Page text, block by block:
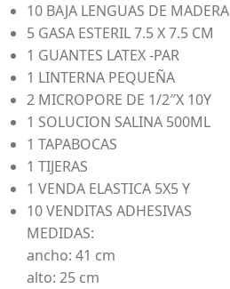
10 BAJA LENGUAS DE MADERA
5 GASA ESTERIL 7.5 X 7.5 CM
1 GUANTES LATEX -PAR
1 LINTERNA PEQUEÑA
2 MICROPORE DE 1/2″X 10Y
1 SOLUCION SALINA 500ML
1 TAPABOCAS
1 TIJERAS
1 VENDA ELASTICA 5X5 Y
10 VENDITAS ADHESIVAS
MEDIDAS:
ancho: 41 cm
alto: 25 cm